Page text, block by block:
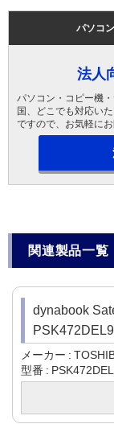
パソコ
法人
パソコン・コピー機
国、どこでも対応い
ですので、お気軽に
関連製品一覧
dynabook
メーカー
型番